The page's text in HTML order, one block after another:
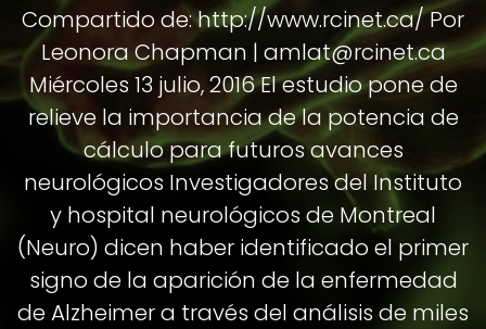
Compartido de: http://www.rcinet.ca/ Por
Leonora Chapman | amlat@rcinet.ca
Miércoles 13 julio, 2016 El estudio pone de
relieve la importancia de la potencia de
cálculo para futuros avances
neurológicos Investigadores del Instituto
y hospital neurológicos de Montreal
(Neuro) dicen haber identificado el primer
signo de la aparición de la enfermedad
de Alzheimer a través del análisis de miles